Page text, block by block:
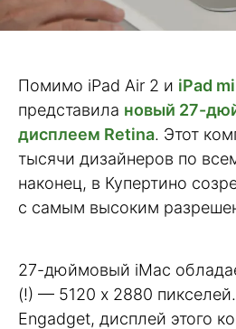
Помимо iPad Air 2 и iPad
представила новый 27-
дисплеем Retina. Этот
тысячи дизайнеров по
наконец, в Купертино
с самым высоким
27-дюймовый iMac
(!) — 5120 x 2880
Engadget, дисплей этого